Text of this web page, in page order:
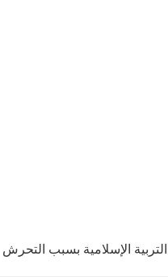
الإسلامية بسبب التحرش